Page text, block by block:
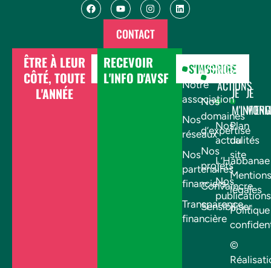
CONTACT
ÊTRE À LEUR
CÔTÉ, TOUTE
L'ANNÉE
DONNER
RECEVOIR
L'INFO D'AVSF
S'INSCRIRE
AVSF
Notre
association
Nos
réseaux
Nos
partenaires
financiers
Transparence
financière
NOS
ACTIONS
Nos
domaines
d’expertise
Nos
projets
Convaincre
Sensibiliser
JE
Nos
actualités
L’Habbanae
Nos
publications
JE
Plan
du
site
Mentions
légales
©